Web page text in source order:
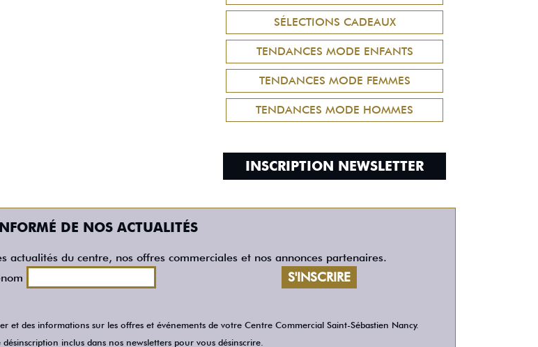
SÉLECTIONS CADEAUX
TENDANCES MODE ENFANTS
TENDANCES MODE FEMMES
TENDANCES MODE HOMMES
INSCRIPTION NEWSLETTER
DE NOS ACTUALITÉS
actualités du centre, nos offres commerciales et nos annonces partenaires.
des informations sur les offres et événements de votre Centre Commercial Saint-Sébastien Nancy.
inclus dans nos newsletters pour vous désinscrire.